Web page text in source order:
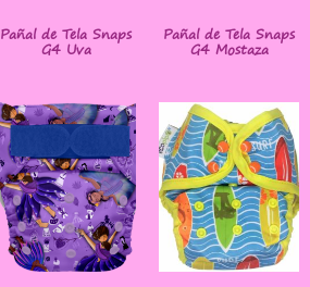
Pañal de Tela Snaps
G4 Uva
Pañal de Tela Snaps
G4 Mostaza